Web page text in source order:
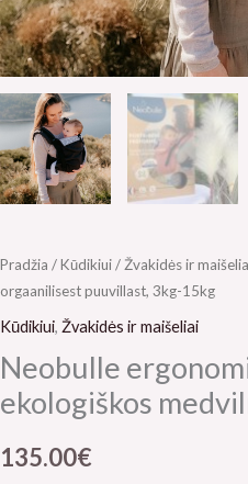
Pradžia /Kūdikiui/Žvakidės ir
orgaanilisest puuvillast, 3kg-15kg
Kūdikiui, Žvakidės ir maišeliai
Neobulle
ekologiškos
135.00€